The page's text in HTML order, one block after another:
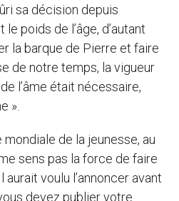
sa décision depuis
le poids de l’âge, d’autant
la barque de Pierre et faire
de notre temps, la vigueur
l’âme était nécessaire,
».
de la jeunesse, au
sens pas la force de faire
aurait voulu l’annoncer avant
devez publier votre